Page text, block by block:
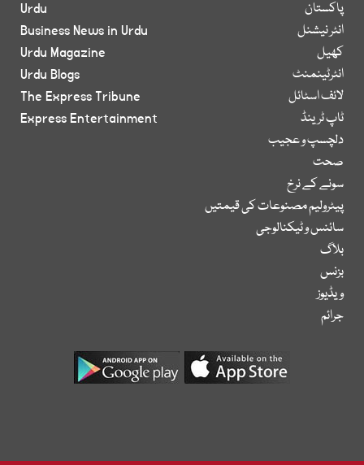
پاکستان
انٹر نیشنل
کھیل
انٹرٹینمنٹ
لائف اسٹائل
ٹاپ ٹرینڈ
دلچسپ و عجیب
صحت
سونے کے نرخ
پیٹرولیم مصنوعات کی قیمتیں
سائنس و ٹیکنالوجی
بلاگ
بزنس
ویڈیوز
جرائم
Urdu
Business News in Urdu
Urdu Magazine
Urdu Blogs
The Express Tribune
Express Entertainment